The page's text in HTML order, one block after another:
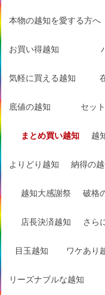
本物の越知を愛する方へ
お買い得越知
気軽に買える越知
底値の越知 セッ
まとめ買い越知 越
よりどり越知 納得の
越知大感謝祭 破格
店長決済越知 さら
目玉越知 ワケあり
リーズナブルな越知